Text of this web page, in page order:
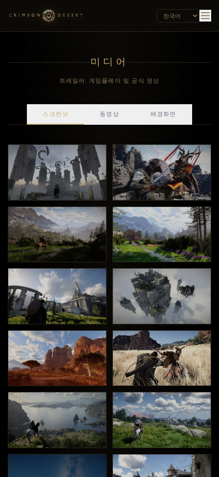
미디어
트레일러, 게임플레이 및 공식 영상
스크린샷 동영상 배경화면